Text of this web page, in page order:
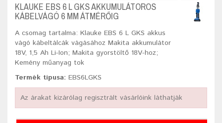
KLAUKE EBS 6 L GKS AKKUMULÁTOROS
KÁBELVÁGÓ 6 MM ÁTMÉRŐIG
A csomag tartalma: Klauke EBS 6 L GKS akkus
vágó kábeltálcák vágásához Makita akkumulátor
18V, 1,5 Ah Li-Ion; Makita gyorstöltő 18V-hoz;
Kemény műanyag tok
Termék típusa: EBS6LGKS
Az árakat kizárólag regisztrált vásárlóink láthatják